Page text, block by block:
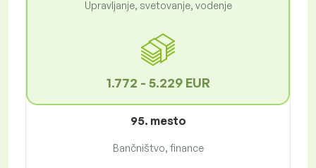
Upravljanje, svetovanje, vodenje
1.772 - 5.229 EUR
95. mesto
Bančništvo, finance